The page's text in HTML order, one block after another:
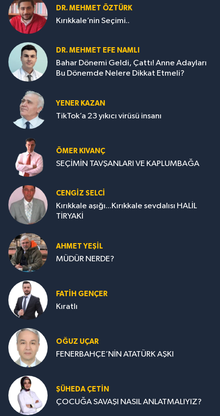
DR. MEHMET ÖZTÜRK
Kırıkkale’nin Seçimi..
DR. MEHMET EFE NAMLI
Bahar Dönemi Geldi, Çattı! Anne Adayları
Bu Dönemde Nelere Dikkat Etmeli?
YENER KAZAN
TikTok’a 23 yıkıcı virüsü insanı
ÖMER KIVANÇ
SEÇİMİN TAVŞANLARI VE KAPLUMBAĞA
CENGİZ SELCİ
Kırıkkale aşığı...Kırıkkale sevdalısı HALİL
TİRYAKİ
AHMET YEŞİL
MÜDÜR NERDE?
FATIH GENÇER
Kıratlı
OĞUZ UÇAR
FENERBAHÇE’NİN ATATÜRK AŞKI
ŞÜHEDA ÇETİN
ÇOCUĞA SAVAŞI NASIL ANLATMALIYIZ?